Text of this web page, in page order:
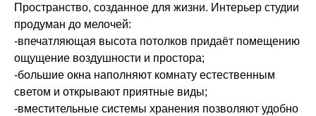
Пространство, созданное для жизни. Интерьер студии
продуман до мелочей:
-впечатляющая высота потолков придаёт помещению
ощущение воздушности и простора;
-большие окна наполняют комнату естественным
светом и открывают приятные виды;
-вместительные системы хранения позволяют удобно